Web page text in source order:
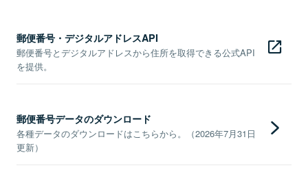
郵便番号・デジタルアドレスAPI
郵便番号とデジタルアドレスから住所を取得できる公式API
を提供。
郵便番号データのダウンロード
各種データのダウンロードはこちらから。（2026年7月31日
更新）